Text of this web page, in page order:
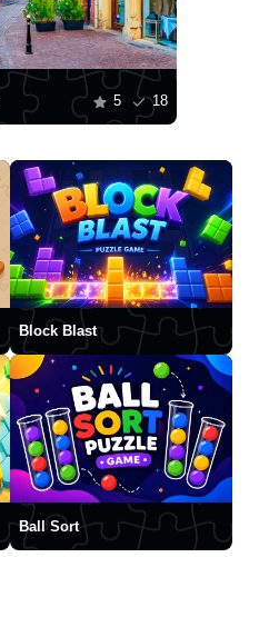
5 18
Block Blast
Ball Sort